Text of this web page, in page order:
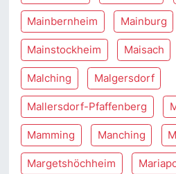
Mainbernheim Mainburg
Mainstockheim Maisach
Malching Malgersdorf
Mallersdorf-Pfaffenberg
Mamming Manching
Margetshöchheim